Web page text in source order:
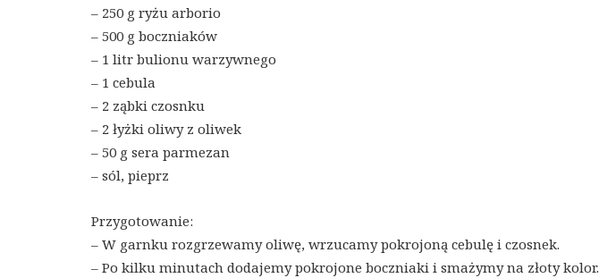
– 250 g ryżu arborio
– 500 g boczniaków
– 1 litr bulionu warzywnego
– 1 cebula
– 2 ząbki czosnku
– 2 łyżki oliwy z oliwek
– 50 g sera parmezan
– sól, pieprz
Przygotowanie:
– W garnku rozgrzewamy oliwę, wrzucamy pokrojoną cebulę i czosnek.
– Po kilku minutach dodajemy pokrojone boczniaki i smażymy na złoty kolor.